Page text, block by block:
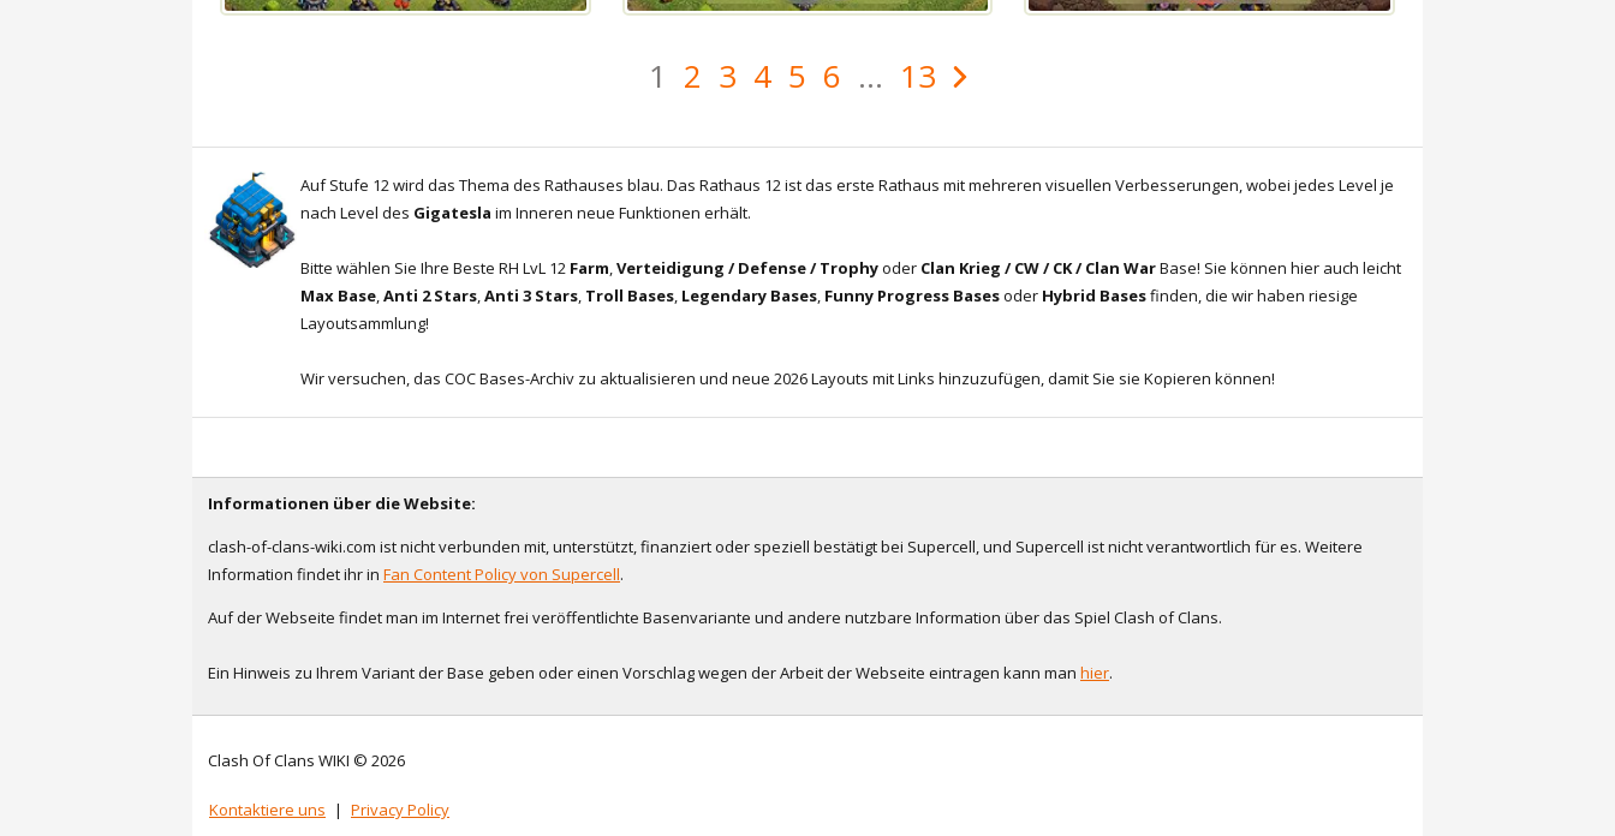
1 2 3 4 5 6 ... 13
Auf Stufe 12 wird das Thema des Rathauses blau. Das Rathaus 12 ist das erste Rathaus mit mehreren visuellen Verbesserungen, wobei jedes Level je
nach Level des Gigatesla im Inneren neue Funktionen erhält.
Bitte wählen Sie Ihre Beste RH LvL 12 Farm,Verteidigung / Defense / Trophyoder Clan Krieg / CW / CK / Clan WarBase! Sie können hier auch leicht
Max Base,Anti 2 Stars,Anti 3 Stars, Troll Bases, Legendary Bases, Funny Progress Basesoder Hybrid Basesfinden, die wir haben riesige
Layoutsammlung!
Wir versuchen, das COC Bases-Archiv zu aktualisieren und neue 2026 Layouts mit Links hinzuzufügen, damit Sie sie Kopieren können!
Informationen über die Website:
clash-of-clans-wiki.com ist nicht verbunden mit, unterstützt, finanziert oder speziell bestätigt bei Supercell, und Supercell ist nicht verantwortlich für es. Weitere
Information findet ihr in Fan Content Policy von Supercell.
Auf der Webseite findet man im Internet frei veröffentlichte Basenvariante und andere nutzbare Information über das Spiel Clash of Clans.
Ein Hinweis zu Ihrem Variant der Base geben oder einen Vorschlag wegen der Arbeit der Webseite eintragen kann man hier.
Clash Of Clans WIKI © 2026
Kontaktiere uns | Privacy Policy